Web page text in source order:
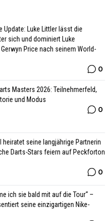
Update: Luke Littler lässt die
sich und dominiert Luke
Price nach seinem World-
0
Masters 2026: Teilnehmerfeld,
und Modus
0
heiratet seine langjährige Partnerin
Darts-Stars feiern auf Peckforton
0
ich sie bald mit auf die Tour“ –
seine einzigartigen Nike-